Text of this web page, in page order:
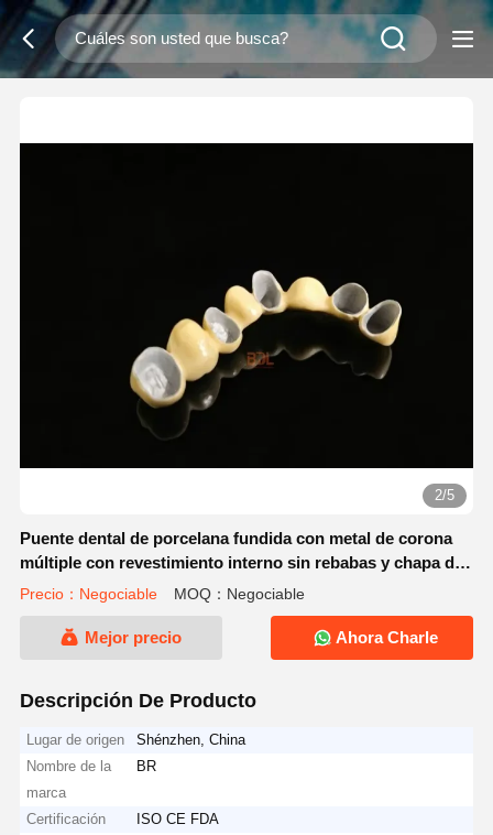
2/5
Puente dental de porcelana fundida con metal de corona
múltiple con revestimiento interno sin rebabas y chapa de
porcelana amarilla cálida para estabilidad a largo plazo
Precio：Negociable MOQ：Negociable
Mejor precio Ahora Charle
Descripción De Producto
Lugar de origen
Shénzhen, China
Nombre de la
marca
BR
Certificación
ISO CE FDA